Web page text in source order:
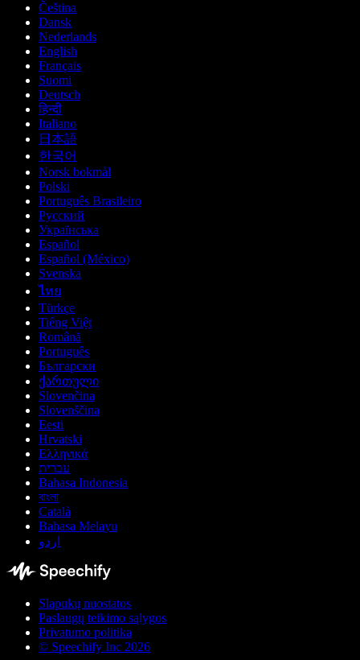
Čeština
Dansk
Nederlands
English
Français
Suomi
Deutsch
हिन्दी
Italiano
日本語
한국어
Norsk bokmål
Polski
Português Brasileiro
Русский
Українська
Español
Español (México)
Svenska
ไทย
Türkçe
Tiếng Việt
Română
Português
Български
ქართული
Slovenčina
Slovenščina
Eesti
Hrvatski
Ελληνικά
עברית
Bahasa Indonesia
বাংলা
Català
Bahasa Melayu
اردو
Slapukų nuostatos
Paslaugų teikimo sąlygos
Privatumo politika
© Speechify Inc 2026